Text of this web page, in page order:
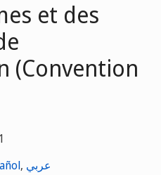
et des
(Convention
, عربي